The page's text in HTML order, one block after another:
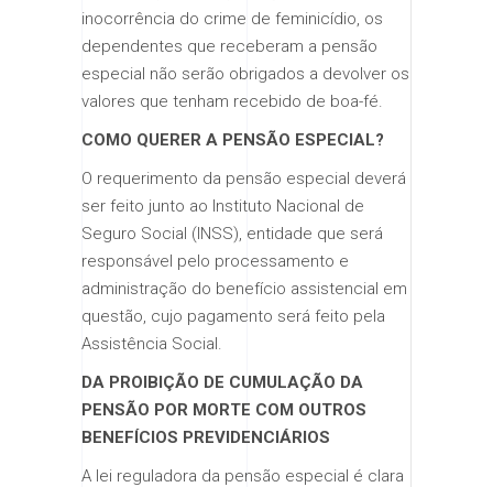
inocorrência do crime de feminicídio, os
dependentes que receberam a pensão
especial não serão obrigados a devolver os
valores que tenham recebido de boa-fé.
COMO QUERER A PENSÃO ESPECIAL?
O requerimento da pensão especial deverá
ser feito junto ao Instituto Nacional de
Seguro Social (INSS), entidade que será
responsável pelo processamento e
administração do benefício assistencial em
questão, cujo pagamento será feito pela
Assistência Social.
DA PROIBIÇÃO DE CUMULAÇÃO DA
PENSÃO POR MORTE COM OUTROS
BENEFÍCIOS PREVIDENCIÁRIOS
A lei reguladora da pensão especial é clara